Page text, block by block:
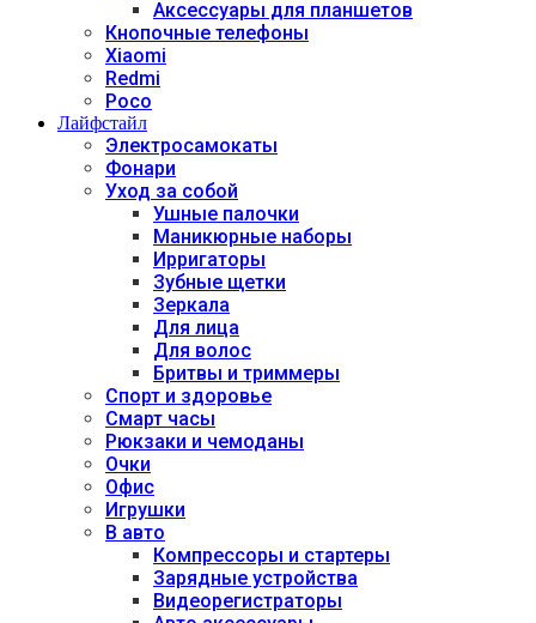
Аксессуары для планшетов
Кнопочные телефоны
Xiaomi
Redmi
Poco
Лайфстайл
Электросамокаты
Фонари
Уход за собой
Ушные палочки
Маникюрные наборы
Ирригаторы
Зубные щетки
Зеркала
Для лица
Для волос
Бритвы и триммеры
Спорт и здоровье
Смарт часы
Рюкзаки и чемоданы
Очки
Офис
Игрушки
В авто
Компрессоры и стартеры
Зарядные устройства
Видеорегистраторы